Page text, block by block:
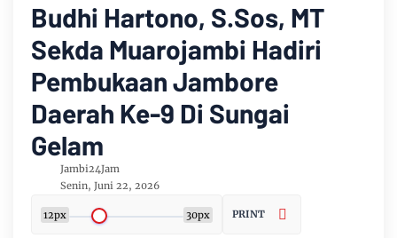
Budhi Hartono, S.Sos, MT
Sekda Muarojambi Hadiri
Pembukaan Jambore
Daerah Ke-9 Di Sungai
Gelam
Jambi24Jam
Senin, Juni 22, 2026
12px 30px PRINT